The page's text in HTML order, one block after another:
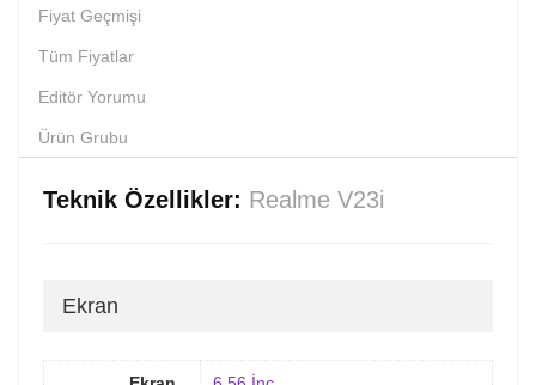
Fiyat Geçmişi
Tüm Fiyatlar
Editör Yorumu
Ürün Grubu
Teknik Özellikler: Realme V23i
Ekran